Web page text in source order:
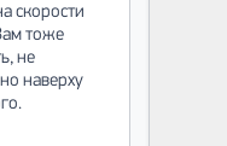
скорости
тоже
не
наверху